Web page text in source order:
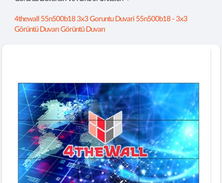
4thewall 55n500b18 3x3 Goruntu Duvari 55n500b18 - 3x3
Görüntü Duvarı Görüntü Duvarı